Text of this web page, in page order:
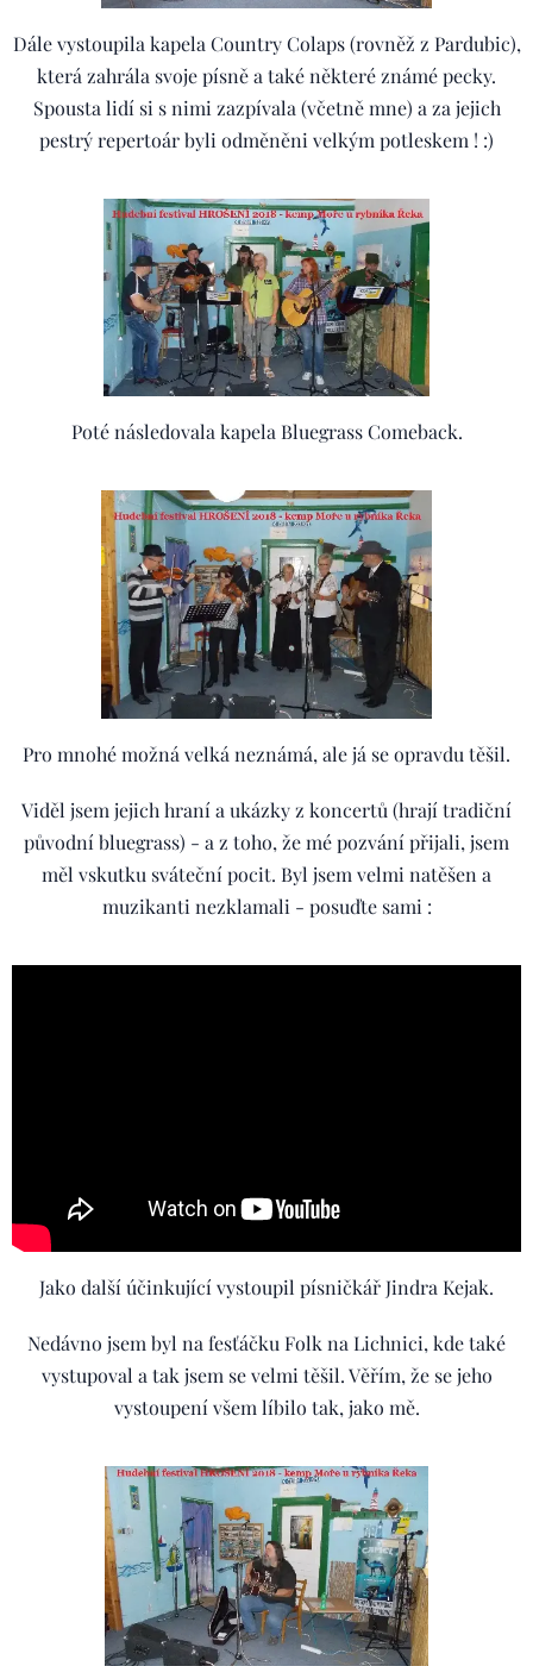
Dále vystoupila kapela Country Colaps (rovněž z Pardubic),
která zahrála svoje písně a také některé známé pecky.
Spousta lidí si s nimi zazpívala (včetně mne) a za jejich
pestrý repertoár byli odměněni velkým potleskem ! :)
Poté následovala kapela Bluegrass Comeback.
Pro mnohé možná velká neznámá, ale já se opravdu těšil.
Viděl jsem jejich hraní a ukázky z koncertů (hrají tradiční
původní bluegrass) - a z toho, že mé pozvání přijali, jsem
měl vskutku sváteční pocit. Byl jsem velmi natěšen a
muzikanti nezklamali - posuďte sami :
Jako další účinkující vystoupil písničkář Jindra Kejak.
Nedávno jsem byl na fesťáčku Folk na Lichnici, kde také
vystupoval a tak jsem se velmi těšil. Věřím, že se jeho
vystoupení všem líbilo tak, jako mě.